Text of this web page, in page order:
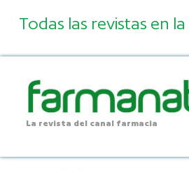
Todas las revistas en la
La revista del canal farmacia